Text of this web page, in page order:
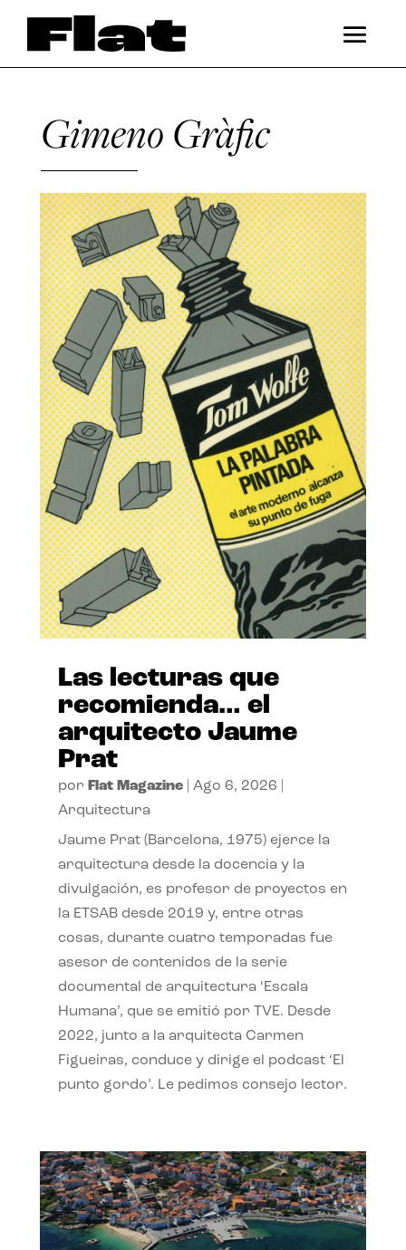
Gimeno Gràfic
Las lecturas que
recomienda… el
arquitecto Jaume
Prat
por Flat Magazine| Ago 6, 2026
Arquitectura
Jaume Prat (Barcelona, 1975) ejerce la
arquitectura desde la docencia y la
divulgación, es profesor de proyectos en
la ETSAB desde 2019 y, entre otras
cosas, durante cuatro temporadas fue
asesor de contenidos de la serie
documental de arquitectura ‘Escala
Humana’, que se emitió por TVE. Desde
2022, junto a la arquitecta Carmen
Figueiras, conduce y dirige el podcast ‘El
punto gordo’. Le pedimos consejo lector.